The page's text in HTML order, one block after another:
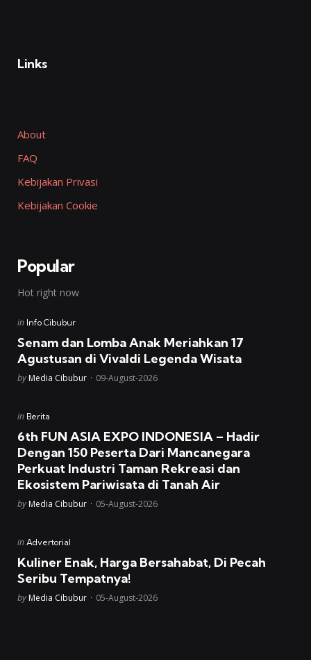
Links
About
FAQ
Kebijakan Privasi
Kebijakan Cookie
Popular
Hot right now
Posted
in Info Cibubur
Senam dan Lomba Anak Meriahkan 17
Agustusan di Vivaldi Legenda Wisata
Posted
by Media Cibubur 09-August-2026
Posted
in Berita
6th FUN ASIA EXPO INDONESIA – Hadir
Dengan 150 Peserta Dari Mancanegara
Perkuat Industri Taman Rekreasi dan
Ekosistem Pariwisata di Tanah Air
Posted
by Media Cibubur 05-August-2026
Posted
in Advertorial
Kuliner Enak, Harga Bersahabat, Di Pecah
Seribu Tempatnya!
Posted
by Media Cibubur 05-August-2026